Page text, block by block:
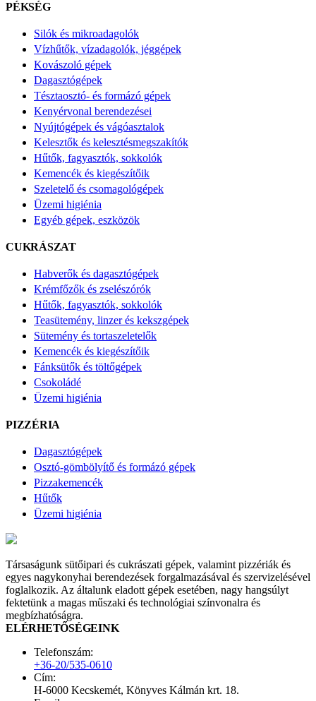
PÉKSÉG
Silók és mikroadagolók
Vízhűtők, vízadagolók, jéggépek
Kovászoló gépek
Dagasztógépek
Tésztaosztó- és formázó gépek
Kenyérvonal berendezései
Nyújtógépek és vágóasztalok
Kelesztők és kelesztésmegszakítók
Hűtők, fagyasztók, sokkolók
Kemencék és kiegészítőik
Szeletelő és csomagológépek
Üzemi higiénia
Egyéb gépek, eszközök
CUKRÁSZAT
Habverők és dagasztógépek
Krémfőzők és zselészórók
Hűtők, fagyasztók, sokkolók
Teasütemény, linzer és kekszgépek
Sütemény és tortaszeletelők
Kemencék és kiegészítőik
Fánksütők és töltőgépek
Csokoládé
Üzemi higiénia
PIZZÉRIA
Dagasztógépek
Osztó-gömbölyítő és formázó gépek
Pizzakemencék
Hűtők
Üzemi higiénia
Társaságunk sütőipari és cukrászati gépek, valamint pizzériák és
egyes nagykonyhai berendezések forgalmazásával és szervizelésével
foglalkozik. Az általunk eladott gépek esetében, nagy hangsúlyt
fektetünk a magas műszaki és technológiai színvonalra és
megbízhatóságra.
ELÉRHETŐSÉGEINK
Telefonszám:
+36-20/535-0610
Cím:
H-6000 Kecskemét, Könyves Kálmán krt. 18.